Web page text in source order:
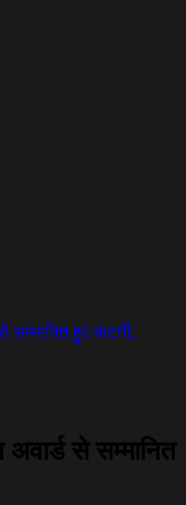
सम्मानित हुए कटनी,
से सम्मानित